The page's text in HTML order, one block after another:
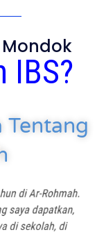
IBS?
Tentang